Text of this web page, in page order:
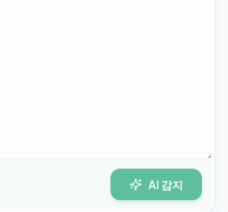
AI 감지